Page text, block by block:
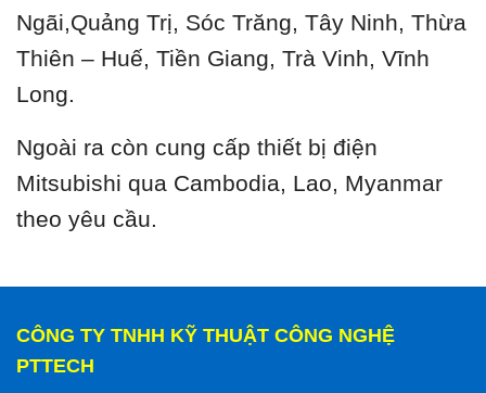
Ngãi,Quảng Trị, Sóc Trăng, Tây Ninh, Thừa
Thiên – Huế, Tiền Giang, Trà Vinh, Vĩnh
Long.
Ngoài ra còn cung cấp thiết bị điện
Mitsubishi qua Cambodia, Lao, Myanmar
theo yêu cầu.
CÔNG TY TNHH KỸ THUẬT CÔNG NGHỆ
PTTECH